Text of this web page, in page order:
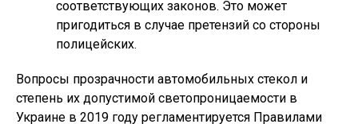
соответствующих законов. Это может
пригодиться в случае претензий со стороны
полицейских.
Вопросы прозрачности автомобильных стекол и
степень их допустимой светопроницаемости в
Украине в 2019 году регламентируется Правилами